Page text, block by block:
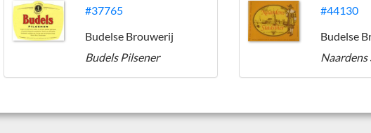
#37765
Budelse Brouwerij
Budels Pilsener
#44130
Budelse
Naardens